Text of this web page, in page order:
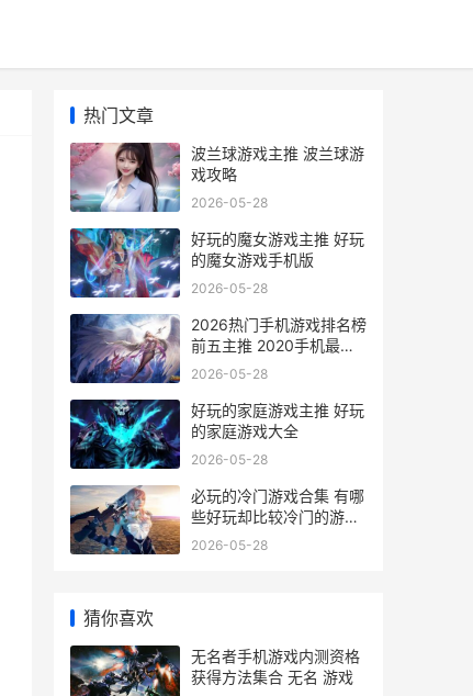
热门文章
波兰球游戏主推 波兰球游
戏攻略
2026-05-28
好玩的魔女游戏主推 好玩
的魔女游戏手机版
2026-05-28
2026热门手机游戏排名榜
前五主推 2020手机最火
的游戏
2026-05-28
好玩的家庭游戏主推 好玩
的家庭游戏大全
2026-05-28
必玩的冷门游戏合集 有哪
些好玩却比较冷门的游戏
推荐
2026-05-28
猜你喜欢
无名者手机游戏内测资格
获得方法集合 无名 游戏